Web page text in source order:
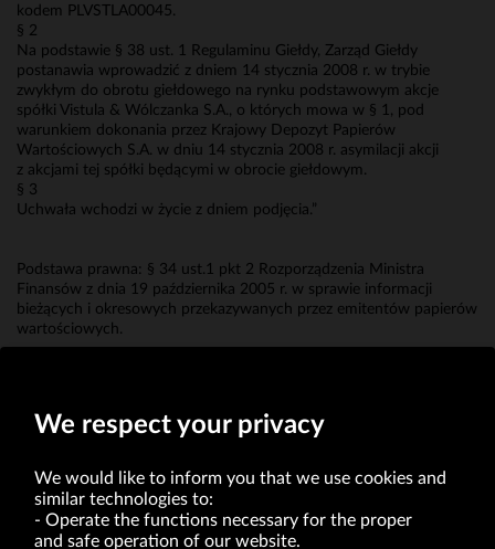
kodem PLVSTLA00045.
§ 2
Na podstawie § 38 ust. 1 Regulaminu Giełdy, Zarząd Giełdy
postanawia wprowadzić z dniem 14 stycznia 2008 r. w trybie
zwykłym do obrotu giełdowego na rynku podstawowym akcje
spółki Vistula & Wólczanka S.A., o których mowa w § 1, pod
warunkiem dokonania przez Krajowy Depozyt Papierów
Wartościowych S.A. w dniu 14 stycznia 2008 r. asymilacji akcji
z akcjami tej spółki będącymi w obrocie giełdowym.
§ 3
Uchwała wchodzi w życie z dniem podjęcia.”
Podstawa prawna: § 34 ust.1 pkt 2 Rozporządzenia Ministra
Finansów z dnia 19 października 2005 r. w sprawie informacji
bieżących i okresowych przekazywanych przez emitentów papierów
wartościowych.
We respect your privacy
We would like to inform you that we use cookies and
similar technologies to:
Operate the functions necessary for the proper
and safe operation of our website.